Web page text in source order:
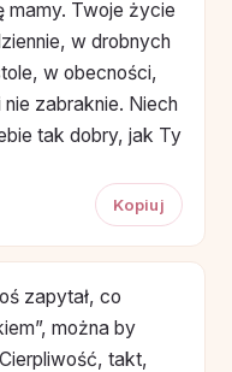
mamy. Twoje życie
w drobnych
w obecności,
zabraknie. Niech
tak dobry, jak Ty
Kopiuj
zapytał, co
można by
takt,